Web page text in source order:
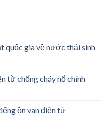
quốc gia về nước thải sinh
từ chống cháy nổ chính
ồn van điện từ